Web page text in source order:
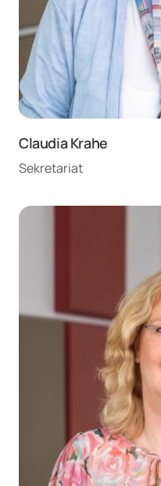
Claudia Krahe
Sekretariat